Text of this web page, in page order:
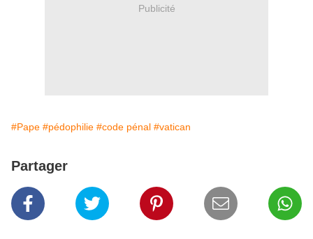
Publicité
#Pape #pédophilie #code pénal #vatican
Partager